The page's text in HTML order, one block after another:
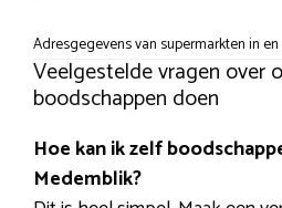
Adresgegevens van supermarkten in
Veelgestelde vragen over
boodschappen doen
Hoe kan ik zelf
Medemblik?